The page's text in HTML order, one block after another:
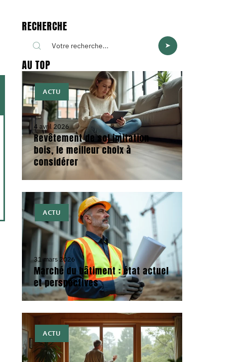
RECHERCHE
AU TOP
ACTU
4 avril 2026
Revêtement de sol imitation
bois, le meilleur choix à
considérer
ACTU
31 mars 2026
Marché du bâtiment : état actuel
et perspectives
ACTU